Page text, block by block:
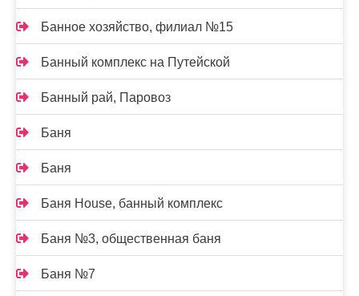
Банное хозяйство, филиал №15
Банный комплекс на Путейской
Банный рай, Паровоз
Баня
Баня
Баня House, банный комплекс
Баня №3, общественная баня
Баня №7